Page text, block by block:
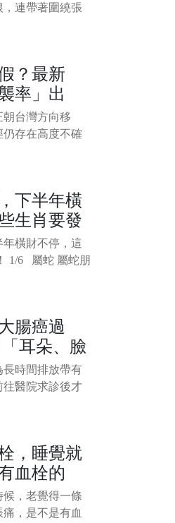
連帶著圍繞張
測，也被證明
得極細的“遺囑
的說法，是大部
孫，剩下一部
婷分配
？最新
率」出
最高
朝台灣方向移
存在高度不確
將直接決定對
脅，民眾最關
風假問題，氣象
圈侵襲機率供參
央氣象局 1/4 根
下半年橫
生肖要發
橫財不停，這
1/6 屬蛇 屬蛇朋
子，下半年暗
眼光獨到一抓
懂的商機你隨
一波接一波從
作送上大分
腸癌過
耳朵、臉
趕快就醫
長時間排放帶有
醫院求診後才
末期，醫生也
院所接受檢
宏乾在《健康
藉由觀察反射區
況，臉部與耳朵
，睡覺就
血栓的
這4種異常
候，老覺得一條
，是不是有血